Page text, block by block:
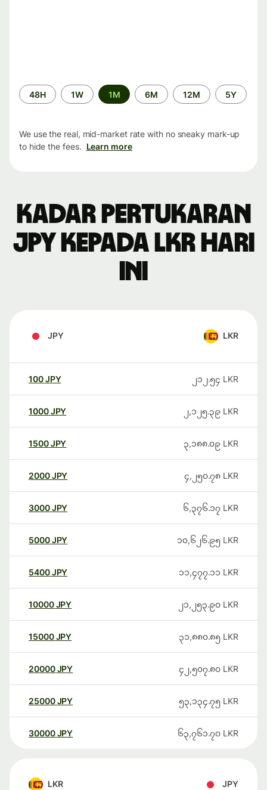
Time
period
48H 1W 1M 6M 12M 5Y
We use the real, mid-market rate with no sneaky mark-up
to hide the fees. Learn more
Kadar pertukaran
JPY kepada LKR hari
ini
JPY LKR
100JPY ၂၁၂.၅၄ LKR
1000JPY ၂,၁၂၅.၃၉ LKR
1500JPY ၃,၁၈၈.၀၉ LKR
2000JPY ၄,၂၅၀.၇၈ LKR
3000JPY ၆,၃၇၆.၁၇ LKR
5000JPY ၁၀,၆၂၆.၉၅ LKR
5400JPY ၁၁,၄၇၇.၁၁ LKR
10000 JPY ၂၁,၂၅၃.၉၀ LKR
15000 JPY ၃၁,၈၈၀.၈၅ LKR
20000 JPY ၄၂,၅၀၇.၈၀ LKR
25000 JPY ၅၃,၁၃၄.၇၅ LKR
30000 JPY ၆၃,၇၆၁.၇၀ LKR
LKR JPY